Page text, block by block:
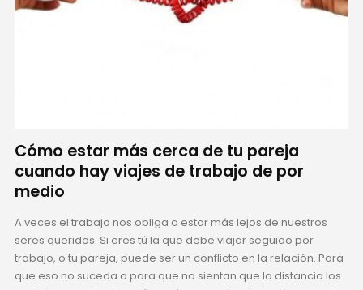
Cómo estar más cerca de tu pareja
cuando hay viajes de trabajo de por
medio
A veces el trabajo nos obliga a estar más lejos de nuestros
seres queridos. Si eres tú la que debe viajar seguido por
trabajo, o tu pareja, puede ser un conflicto en la relación. Para
que eso no suceda o para que no sientan que la distancia los